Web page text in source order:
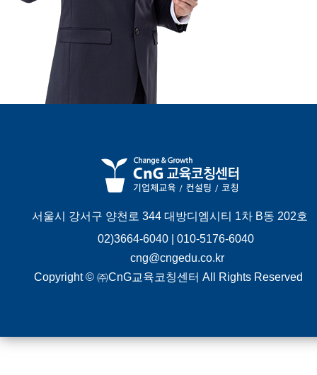
서울시 강서구 양천로 344 대방디엠시티 1차 B동 202호
02)3664-6040 | 010-5176-6040
cng@cngedu.co.kr
Copyright © ㈜CnG교육코칭센터 All Rights Reserved